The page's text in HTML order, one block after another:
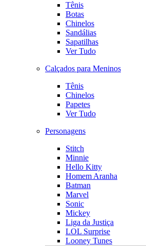
Tênis
Botas
Chinelos
Sandálias
Sapatilhas
Ver Tudo
Calçados para Meninos
Tênis
Chinelos
Papetes
Ver Tudo
Personagens
Stitch
Minnie
Hello Kitty
Homem Aranha
Batman
Marvel
Sonic
Mickey
Liga da Justiça
LOL Surprise
Looney Tunes